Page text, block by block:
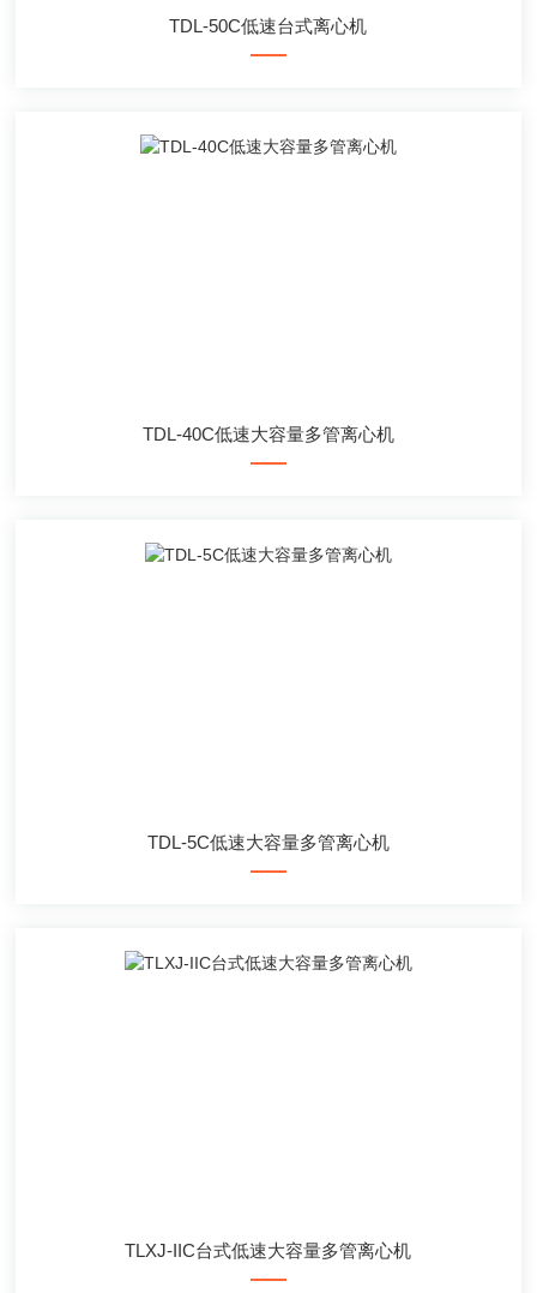
TDL-50C低速台式离心机
TDL-40C低速大容量多管离心机
TDL-5C低速大容量多管离心机
TLXJ-IIC台式低速大容量多管离心机